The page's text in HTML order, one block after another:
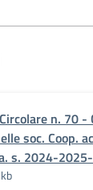
n. 70 -
soc. Coop.
s. 2024-